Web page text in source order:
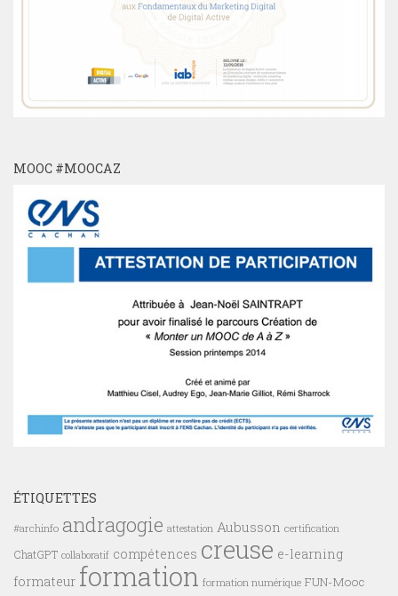
MOOC #MOOCAZ
ÉTIQUETTES
#archinfo andragogie attestation Aubusson certification
ChatGPT collaboratif compétences creuse e-learning
formateur formation formation numérique FUN-Mooc